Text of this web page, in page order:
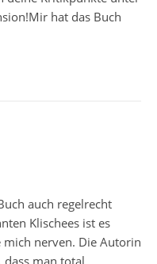
hat das Buch
auch regelrecht
Klischees ist es
mich nerven. Die Autorin
dass man total